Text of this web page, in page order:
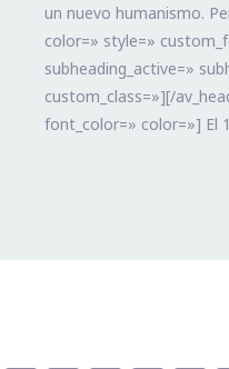
un nuevo humanismo.
color=» style=»
subheading_active=»
custom_class=»][/
font_color=» color=»] El